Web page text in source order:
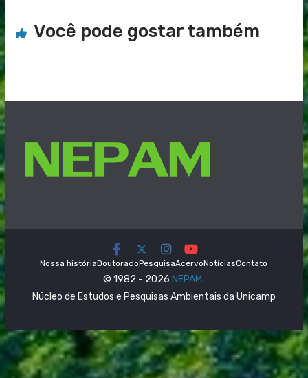
Você pode gostar também
Nossa históriaDoutoradoPesquisaAcervoNotíciasContato
© 1982 - 2026 NEPAM.
Núcleo de Estudos e Pesquisas Ambientais da Unicamp